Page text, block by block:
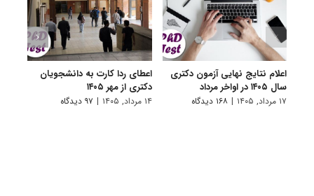
اعلام نتایج نهایی آزمون دکتری
سال ۱۴۰۵ در اواخر مرداد
۱۷ مرداد, ۱۴۰۵ | ۱۶۸ دیدگاه
اعطای ردا کارت به دانشجویان
دکتری از مهر ۱۴۰۵
۱۴ مرداد, ۱۴۰۵ | ۹۷ دیدگاه